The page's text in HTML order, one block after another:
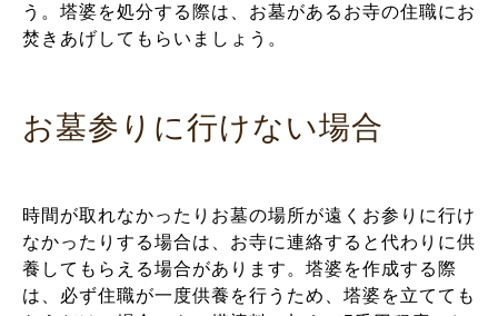
う。塔婆を処分する際は、お墓があるお寺の住職にお
焚きあげしてもらいましょう。
お墓参りに行けない場合
時間が取れなかったりお墓の場所が遠くお参りに行け
なかったりする場合は、お寺に連絡すると代わりに供
養してもらえる場合があります。塔婆を作成する際
は、必ず住職が一度供養を行うため、塔婆を立てても